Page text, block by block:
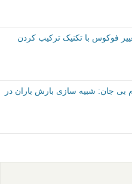
فوکوس با تکنیک ترکیب کردن
جان: شبیه سازی بارش باران در